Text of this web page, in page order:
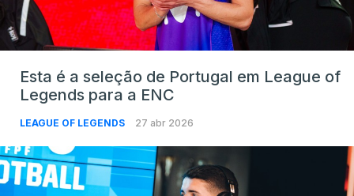
Esta é a seleção de Portugal em League of
Legends para a ENC
LEAGUE OF LEGENDS 27 abr 2026